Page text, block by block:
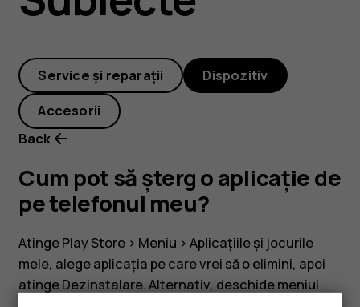
șterg
o
aplicație
de
pe
telefonul
meu?
Service și reparații Dispozitiv
Accesorii
Back
Cum pot să șterg o aplicație de
pe telefonul meu?
AtingePlay Store> Meniu > Aplicațiile și jocurile
mele, alege aplicația pe care vrei să o elimini, apoi
atingeDezinstalare. Alternativ, deschide meniul